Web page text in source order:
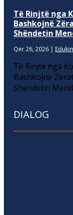
Të Rinjtë nga
Bashkojnë
Shëndetin
Qer 26, 2026 |
Të Rinjtë nga
Bashkojnë
Shëndetin
DIALOG